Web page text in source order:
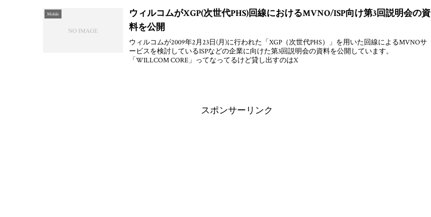
Mobile
ウィルコムがXGP(次世代PHS)回線におけるMVNO/ISP向け第3回説明会の資
料を公開
ウィルコムが2009年2月23日(月)に行われた「XGP（次世代PHS）」を用いた回線によるMVNOサ
ービスを検討しているISPなどの企業に向けた第3回説明会の資料を公開しています。
「WILLCOM CORE」ってなってるけど貸し出すのはX
スポンサーリンク